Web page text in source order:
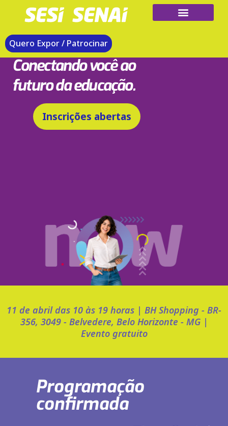
Quero Expor / Patrocinar
SEMINÁRIO DE EDUCAÇÃO BÁSICA
E TECNOLÓGICA
Conectando você ao
futuro da educação.
Inscrições abertas
11 de abril das 10 às 19 horas | BH Shopping - BR-
356, 3049 - Belvedere, Belo Horizonte - MG |
Evento gratuito
Programação
confirmada